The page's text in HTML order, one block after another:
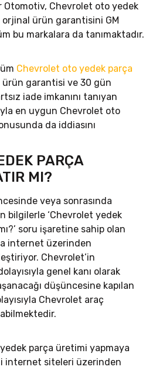
Otomotiv, Chevrolet oto yedek
orjinal ürün garantisini GM
bu markalara da tanımaktadır.
Chevrolet oto yedek parça
garantisi ve 30 gün
iade imkanını tanıyan
en uygun Chevrolet oto
da iddiasını
PARÇA
MI?
veya sonrasında
bilgilerle ‘Chevrolet yedek
soru işaretine sahip olan
internet üzerinden
Chevrolet’in
genel kanı olarak
düşüncesine kapılan
Chevrolet araç
parça üretimi yapmaya
internet siteleri üzerinden